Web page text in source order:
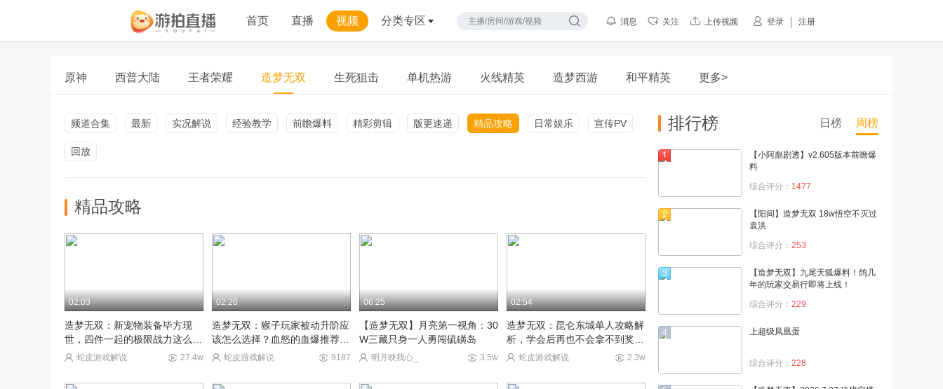
首页 直播 视频 分类专区 登录 注册
消息 关注 上传视频
原神 西普大陆 王者荣耀 造梦无双 生死狙击 单机热游 火线精英 造梦西游 和平精英 更多>
频道合集 最新 实况解说 经验教学 前瞻爆料 精彩剪辑 版更速递 精品攻略 日常娱乐 宣传PV
回放
精品攻略
02:03
造梦无双：新宠物装备毕方现
世，四件一起的极限战力这么
高！
27.4w
蛇皮游戏解说
02:20
造梦无双：猴子玩家被动升阶应
该怎么选择？血怒的血爆推荐指
南
9187
蛇皮游戏解说
06:25
【造梦无双】月亮第一视角：30
W三藏只身一人勇闯硫磺岛
3.5w
明月映我心_
02:54
造梦无双：昆仑东城单人攻略解
析，学会后再也不会拿不到奖励
了~
2.3w
蛇皮游戏解说
排行榜 周榜
日榜
【小阿彪剧透】v2.605版本前瞻爆
料
综合评分： 1477
【阳间】造梦无双 18w悟空不灭过
袁洪
综合评分： 253
【造梦无双】九尾天狐爆料！鸽几
年的玩家交易行即将上线！
综合评分： 229
4 上超级凤凰蛋
综合评分： 228